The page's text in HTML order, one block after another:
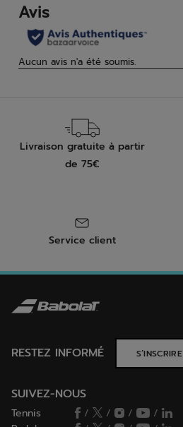
Livraison gratuite à partir
de 75€
Service client
RESTEZ INFORMÉ S’INSCRIRE
SUIVEZ-NOUS
Tennis / / /
/